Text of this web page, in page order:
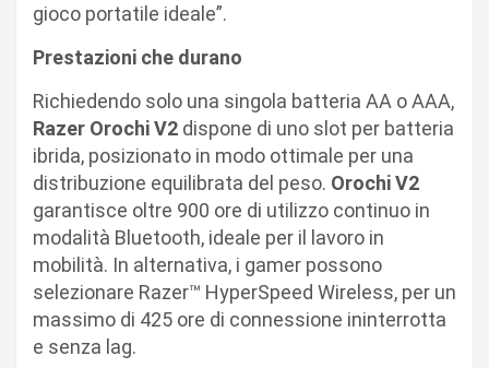
gioco portatile ideale”.
Prestazioni che durano
Richiedendo solo una singola batteria AA o AAA,
Razer Orochi V2 dispone di uno slot per batteria
ibrida, posizionato in modo ottimale per una
distribuzione equilibrata del peso. Orochi V2
garantisce oltre 900 ore di utilizzo continuo in
modalità Bluetooth, ideale per il lavoro in
mobilità. In alternativa, i gamer possono
selezionare Razer™ HyperSpeed Wireless, per un
massimo di 425 ore di connessione ininterrotta
e senza lag.